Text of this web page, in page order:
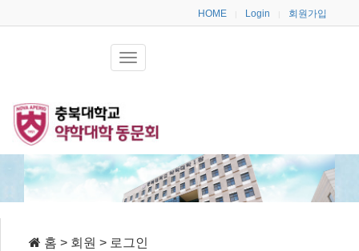
HOME Login 회원가입
홈 > 회원 > 로그인